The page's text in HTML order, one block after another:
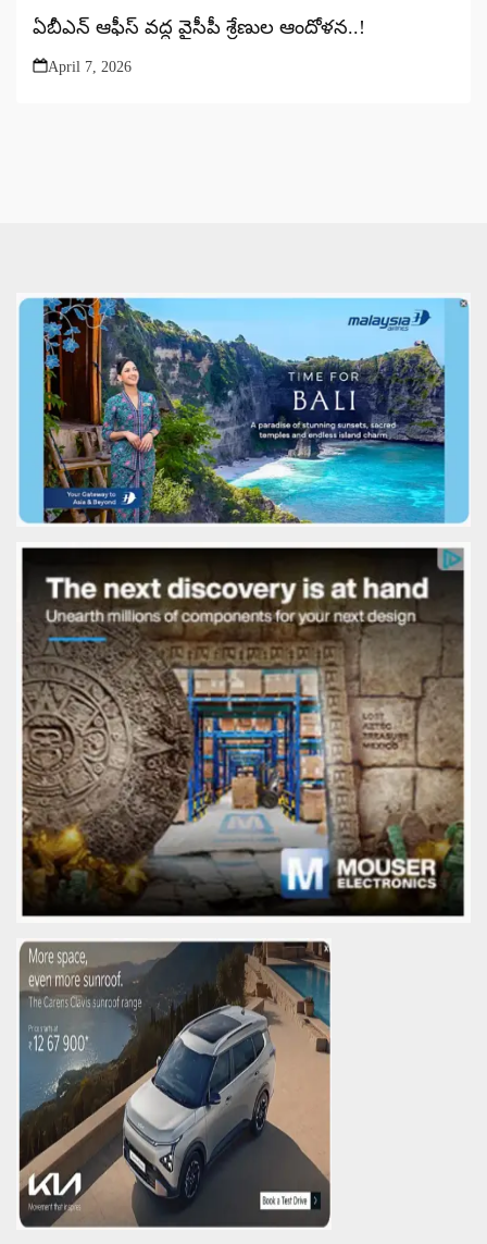
ఏబీఎన్ ఆఫీస్ వద్ద వైసీపీ శ్రేణుల ఆందోళన..!
April 7, 2026